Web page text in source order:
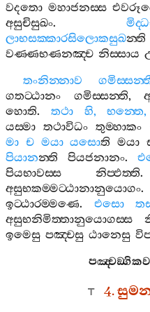
වදතො මහාජනස‍්ස
අසුචිසුඛං.
ලාභසක‍්කාරසිලොකසුඛන‍්ති
වණ‍්ණභණනඤ‍්ච නිස‍්සාය
තංනින‍්නාව
ගතට‍්ඨානං
ගමිස‍්සන‍්ති,
හොති. තථා හි,භන‍්තෙ
යස‍්මා තථාවිධං තුම‍්හාකං
මා ච මයා යසොති මයා
පියානන‍්ති පියජනානං.
පියභාවස‍්ස
නිප‍්ඵත‍්ති
අසුභකම‍්මට‍්ඨානානුයොගං.
ඉට‍්ඨාරම‍්මණෙ. එසො
අසුභනිමිත‍්තානුයොගස‍්ස
ඉමෙසු පඤ‍්චසු ඨානෙසු
4.